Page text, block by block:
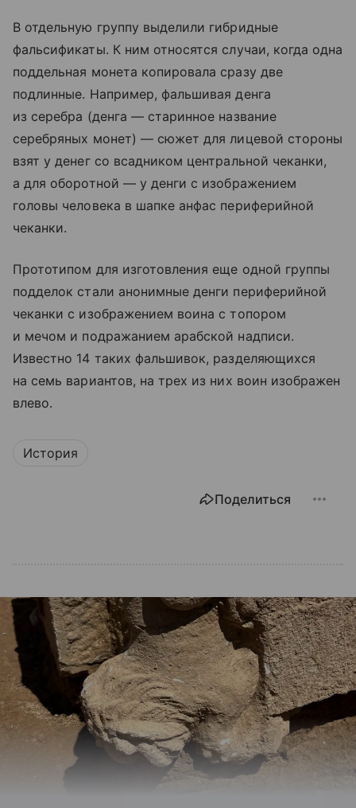
В отдельную группу выделили гибридные
фальсификаты. К ним относятся случаи, когда одна
поддельная монета копировала сразу две
подлинные. Например, фальшивая денга
из серебра (денга — старинное название
серебряных монет) — сюжет для лицевой стороны
взят у денег со всадником центральной чеканки,
а для оборотной — у денги с изображением
головы человека в шапке анфас периферийной
чеканки.
Прототипом для изготовления еще одной группы
подделок стали анонимные денги периферийной
чеканки с изображением воина с топором
и мечом и подражанием арабской надписи.
Известно 14 таких фальшивок, разделяющихся
на семь вариантов, на трех из них воин изображен
влево.
История
Поделиться